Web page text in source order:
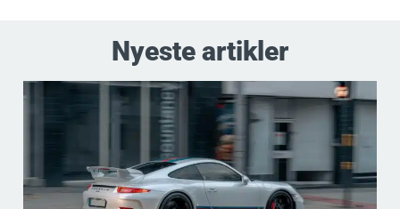
Nyeste artikler